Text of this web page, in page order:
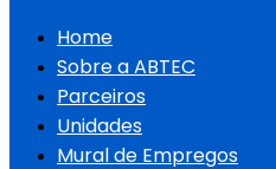
Home
Sobre a ABTEC
Parceiros
Unidades
Mural de Empregos